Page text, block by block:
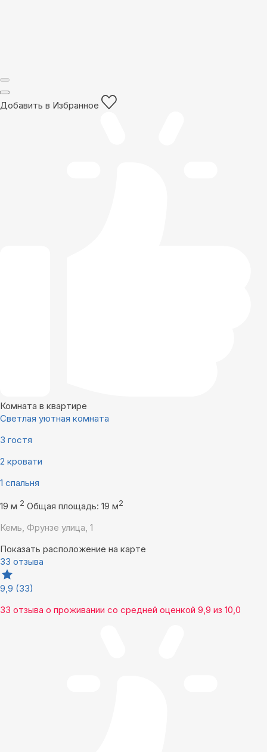
Добавить в Избранное
Комната в квартире
Светлая уютная комната
3 гостя
2 кровати
1 спальня
19 м 2 Общая площадь: 19 м2
Кемь, Фрунзе улица, 1
Показать расположение на карте
33 отзыва
9,9 (33)
33 отзыва о проживании со средней оценкой 9,9 из 10,0